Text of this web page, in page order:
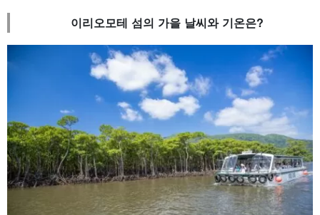
이리오모테 섬의 가을 날씨와 기온은?